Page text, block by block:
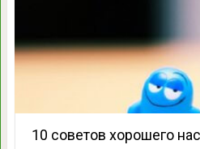
10 советов хорошего